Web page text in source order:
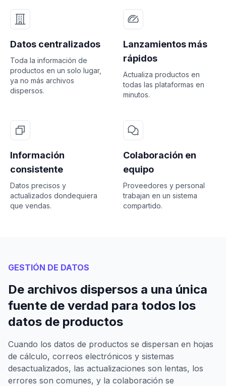
Datos centralizados
Toda la información de
productos en un solo lugar,
ya no más archivos
dispersos.
Lanzamientos más
rápidos
Actualiza productos en
todas las plataformas en
minutos.
Información
consistente
Datos precisos y
actualizados dondequiera
que vendas.
Colaboración en
equipo
Proveedores y personal
trabajan en un sistema
compartido.
GESTIÓN DE DATOS
De archivos dispersos a una única
fuente de verdad para todos los
datos de productos
Cuando los datos de productos se dispersan en hojas
de cálculo, correos electrónicos y sistemas
desactualizados, las actualizaciones son lentas, los
errores son comunes, y la colaboración se